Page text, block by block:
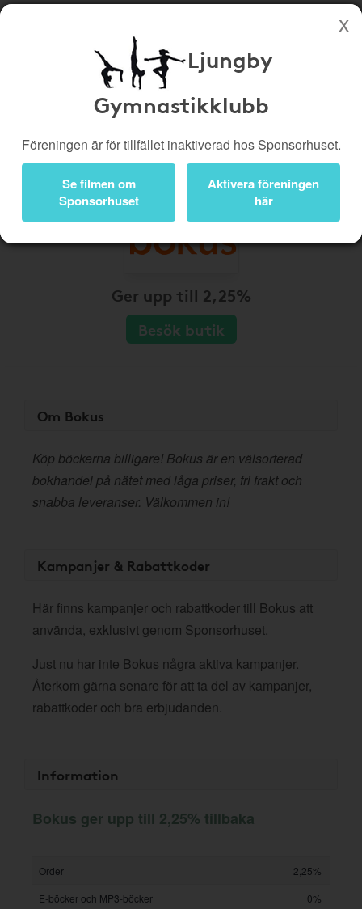
Köp genom denna sida stöttar Ljungby Gymnastikklubb
Butiker
Biobiljetter
Bli medlem
Logga in
Ljungby
Gymnastikklubb
Föreningen är för tillfället inaktiverad hos Sponsorhuset.
Se filmen om
Sponsorhuset
Aktivera föreningen
här
Ger upp till 2,25%
Besök butik
Om Bokus
Köp böckerna billigare! Bokus är en välsorterad
bokhandel på nätet med låga priser, fri frakt och
snabba leveranser. Välkommen in!
Kampanjer & Rabattkoder
Här finns kampanjer och rabattkoder till Bokus att
använda, exklusivt genom Sponsorhuset.
Just nu har inte Bokus några aktiva kampanjer.
Återkom gärna senare för att ta del av kampanjer,
rabattkoder och bra erbjudanden.
Information
Bokus ger upp till 2,25% tillbaka
Order
2,25%
E-böcker och MP3-böcker
0%